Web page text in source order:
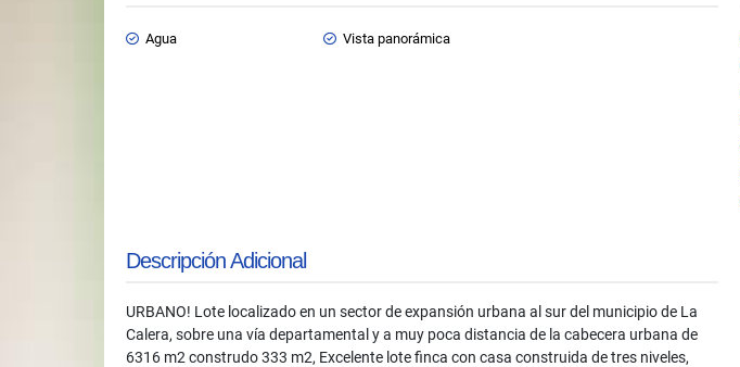
Agua Vista panorámica
Descripción Adicional
URBANO! Lote localizado en un sector de expansión urbana al sur del municipio de La
Calera, sobre una vía departamental y a muy poca distancia de la cabecera urbana de
6316 m2 construdo 333 m2, Excelente lote finca con casa construida de tres niveles,